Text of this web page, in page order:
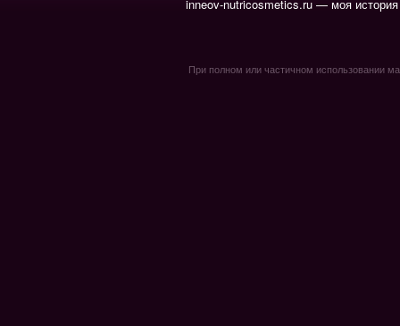
inneov-nutricosmetics.ru — моя
При полном или частичном использовании